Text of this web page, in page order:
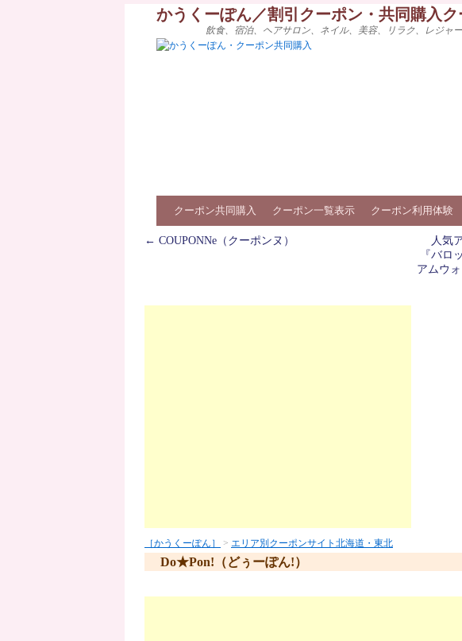
かうくーぽん／割引クーポン・共同購入
飲食、宿泊、ヘアサロン、ネイル、美容、リラク、レジャ
クーポン共同購入 クーポン一覧表示 クーポン利用体験
← COUPONNe（クーポンヌ）
人気
『バロ
アムウ
［かうくーぽん］ > エリア別クーポンサイト 北海道・東北
Do★Pon!（どぅーぽん!）